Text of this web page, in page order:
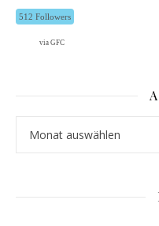
512 Followers
via GFC